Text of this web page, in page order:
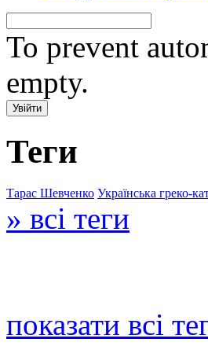
To prevent
empty.
Теги
Тарас Шевченко Українська греко-
» всі теги
показати всі